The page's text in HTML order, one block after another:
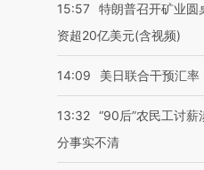
15:57 特朗普召开矿业圆
资超20亿美元(含视频)
14:09 美日联合干预汇
13:32 “90后”农民工讨
分事实不清